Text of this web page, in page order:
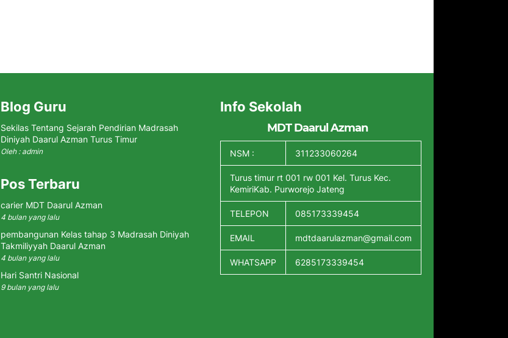
Blog Guru
Sekilas Tentang Sejarah Pendirian Madrasah
Diniyah Daarul Azman Turus Timur
Oleh : admin
Pos Terbaru
carier MDT Daarul Azman
4 bulan yang lalu
pembangunan Kelas tahap 3 Madrasah Diniyah
Takmiliyyah Daarul Azman
4 bulan yang lalu
Hari Santri Nasional
9 bulan yang lalu
Info Sekolah
MDT Daarul Azman
NSM : 311233060264
Turus timur rt 001 rw 001 Kel. Turus Kec.
KemiriKab. Purworejo Jateng
TELEPON 085173339454
EMAIL mdtdaarulazman@gmail.com
WHATSAPP 6285173339454